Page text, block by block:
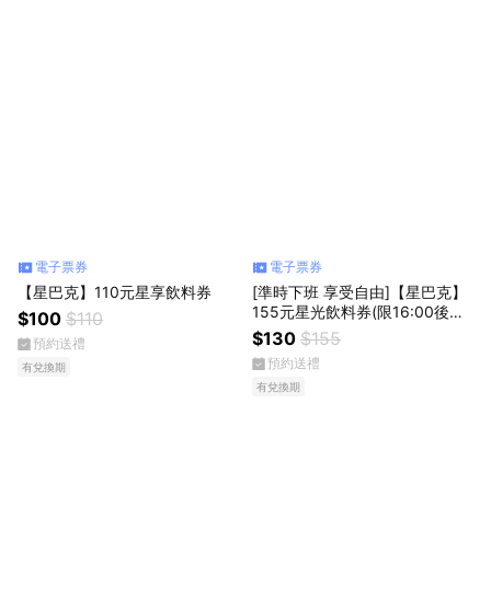
電子票券
【星巴克】110元星享飲料券
$100 $110
預約送禮
有兌換期
電子票券
[準時下班 享受自由]【星巴克】
155元星光飲料券(限16:00後使
用)
$130 $155
預約送禮
有兌換期